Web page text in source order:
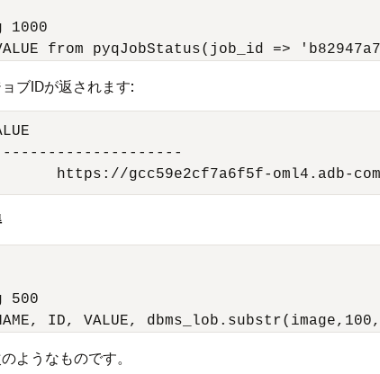
1000
ブIDが返されます:
https://gcc59e2cf7a6f5f-oml4.adb-
500
ようなものです。